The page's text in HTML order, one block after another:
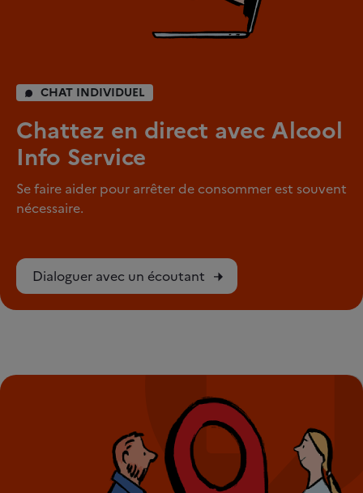
CHAT INDIVIDUEL
Chattez en direct avec Alcool
Info Service
Se faire aider pour arrêter de consommer est souvent
nécessaire.
Dialoguer avec un écoutant